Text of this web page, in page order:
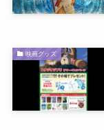
映画グッズ